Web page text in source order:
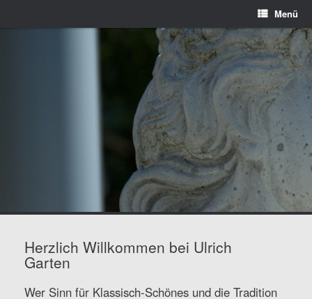
Menü
Menü
Herzlich Willkommen bei Ulrich
Garten
Wer Sinn für Klassisch-Schönes und die Tradition